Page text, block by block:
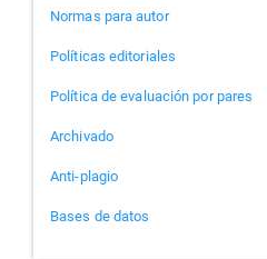
Normas para autor
Políticas editoriales
Política de evaluación por pares
Archivado
Anti-plagio
Bases de datos